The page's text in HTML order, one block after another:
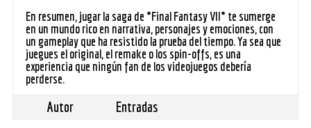
En resumen, jugar la saga de *Final Fantasy VII* te sumerge
en un mundo rico en narrativa, personajes y emociones, con
un gameplay que ha resistido la prueba del tiempo. Ya sea que
juegues el original, el remake o los spin-offs, es una
experiencia que ningún fan de los videojuegos debería
perderse.
Autor Entradas